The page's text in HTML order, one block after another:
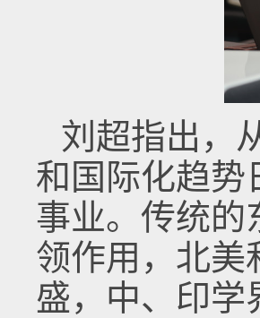
刘超指出，
和国际化趋势
事业。传统的
领作用，北美
盛，中、印学